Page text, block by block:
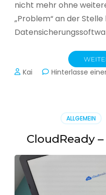
nicht mehr ohne
„Problem“ an der
Kai Hinterlasse
ALLGEMEIN
CloudReady